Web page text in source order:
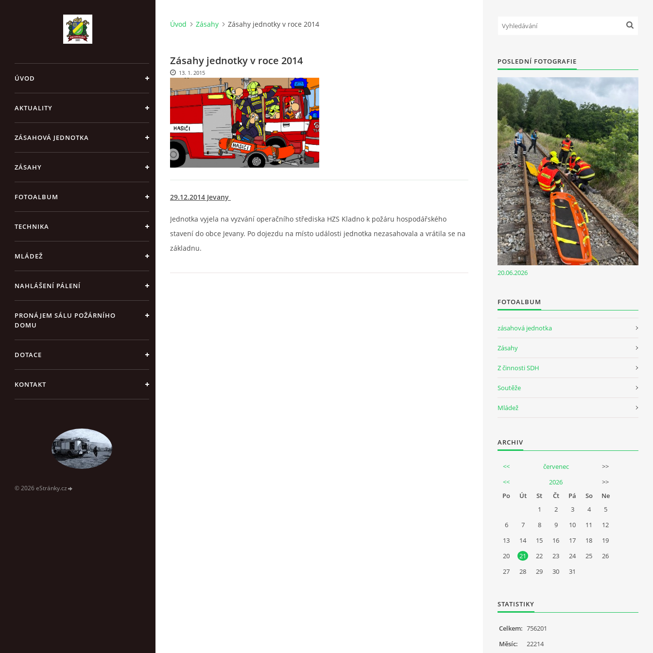
ÚVOD
AKTUALITY
ZÁSAHOVÁ JEDNOTKA
ZÁSAHY
FOTOALBUM
TECHNIKA
MLÁDEŽ
NAHLÁŠENÍ PÁLENÍ
PRONÁJEM SÁLU POŽÁRNÍHO
DOMU
DOTACE
KONTAKT
© 2026 eStránky.cz
Úvod Zásahy Zásahy jednotky v roce 2014
Zásahy jednotky v roce 2014
13. 1. 2015
29.12.2014 Jevany
Jednotka vyjela na vyzvání operačního střediska HZS Kladno k požáru hospodářského
stavení do obce Jevany. Po dojezdu na místo události jednotka nezasahovala a vrátila se na
základnu.
POSLEDNÍ FOTOGRAFIE
20.06.2026
FOTOALBUM
zásahová jednotka
Zásahy
Z činnosti SDH
Soutěže
Mládež
ARCHIV
<< červenec
>>
<<
2026
>>
Po
Út St Čt Pá So
Ne
1
2 3 4
5
6
7 8 9 10 11
12
13
14 15 16 17 18
19
20
21 22 23 24 25
26
27
28 29 30 31
STATISTIKY
Celkem: 756201
Měsíc:
22214